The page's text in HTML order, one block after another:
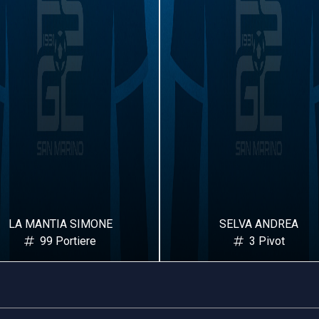
SELVA ANDREA
3 Pivot
BALDELLI SIMONE
6 Pivot